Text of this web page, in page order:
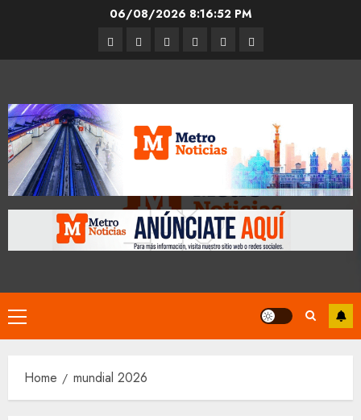
06/08/2026 8:16:53 PM
Entrevistas
Espectáculos
Movilidad
Metro
CDMX
CulturaOpinión
Primary
Menu
Home mundial 2026